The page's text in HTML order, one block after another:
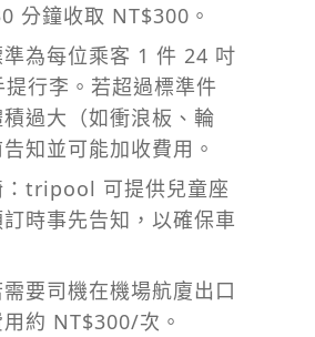
分鐘收取 NT$300。
為每位乘客 1 件 24 吋
行李。若超過標準件
過大（如衝浪板、輪
知並可能加收費用。
：tripool 可提供兒童座
時事先告知，以確保車
要司機在機場航廈出口
約 NT$300/次。